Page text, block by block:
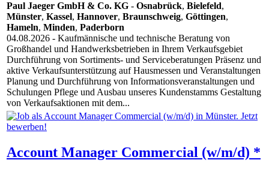
Paul Jaeger GmbH & Co. KG - Osnabrück, Bielefeld,
Münster, Kassel, Hannover, Braunschweig, Göttingen,
Hameln, Minden, Paderborn
04.08.2026 - Kaufmännische und technische Beratung von
Großhandel und Handwerksbetrieben in Ihrem Verkaufsgebiet
Durchführung von Sortiments- und Serviceberatungen Präsenz und
aktive Verkaufsunterstützung auf Hausmessen und Veranstaltungen
Planung und Durchführung von Informationsveranstaltungen und
Schulungen Pflege und Ausbau unseres Kundenstamms Gestaltung
von Verkaufsaktionen mit dem...
Account Manager Commercial (w/m/d) *